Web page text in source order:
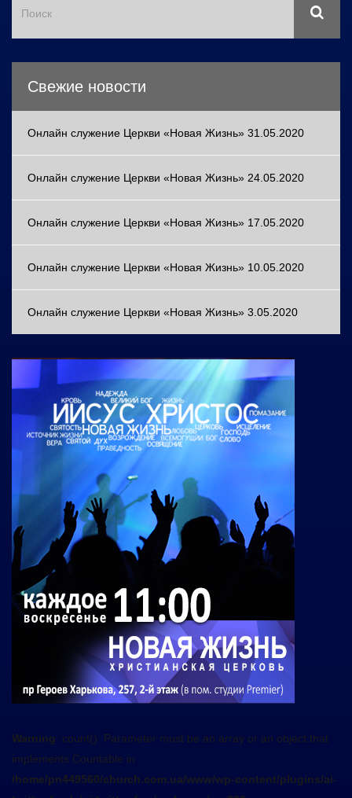
Свежие новости
Онлайн служение Церкви «Новая Жизнь» 31.05.2020
Онлайн служение Церкви «Новая Жизнь» 24.05.2020
Онлайн служение Церкви «Новая Жизнь» 17.05.2020
Онлайн служение Церкви «Новая Жизнь» 10.05.2020
Онлайн служение Церкви «Новая Жизнь» 3.05.2020
Warning: count(): Parameter must be an array or an object that
implements Countable in
/home/pn449560/church.com.ua/www/wp-content/plugins/ai-